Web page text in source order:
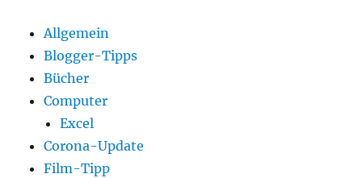
Allgemein
Blogger-Tipps
Bücher
Computer
Excel
Corona-Update
Film-Tipp